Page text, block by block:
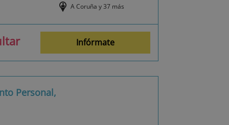
A Coruña y 37 más
Infórmate
Personal,